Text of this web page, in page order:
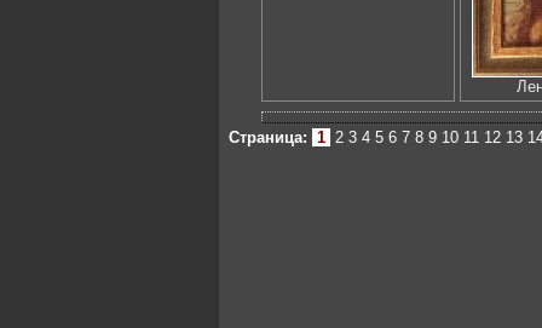
Страница: 1 2 3 4 5 6 7 8 9 10 11 12 13